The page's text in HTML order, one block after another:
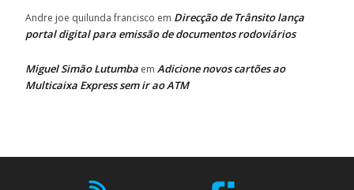
Andre joe quilunda francisco em Direcção de Trânsito lança
portal digital para emissão de documentos rodoviários
Miguel Simão Lutumba em Adicione novos cartões ao
Multicaixa Express sem ir ao ATM